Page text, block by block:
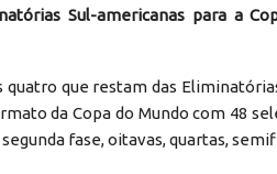
Sul-americanas para a
que restam das
da Copa do Mundo com 48
fase, oitavas, quartas,